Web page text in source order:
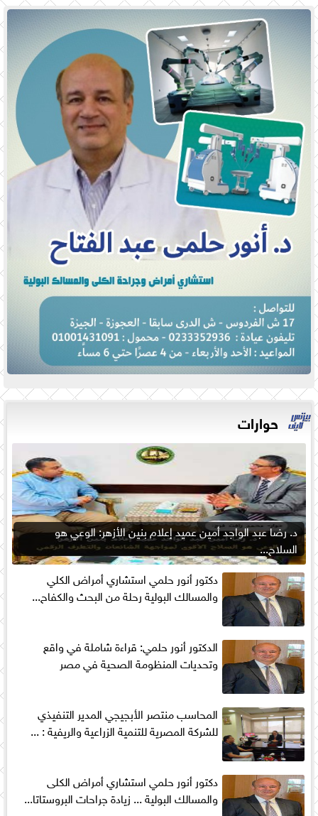
حوارات
د. رضا عبد الواجد أمين عميد إعلام بنين الأزهر: الوعي هو
السلاح...
دكتور أنور حلمي استشاري أمراض الكلي
والمسالك البولية رحلة من البحث والكفاح...
الدكتور أنور حلمي: قراءة شاملة في واقع
وتحديات المنظومة الصحية في مصر
المحاسب منتصر الأبجيجي المدير التنفيذي
للشركة المصرية للتنمية الزراعية والريفية : ...
دكتور أنور حلمي استشاري أمراض الكلى
والمسالك البولية ... زيادة جراحات البروستاتا...